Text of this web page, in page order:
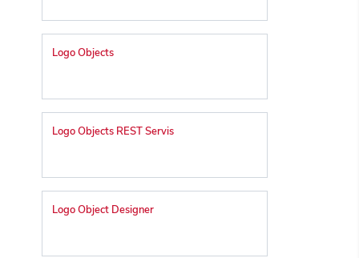
Logo Objects
Logo Objects REST Servis
Logo Object Designer